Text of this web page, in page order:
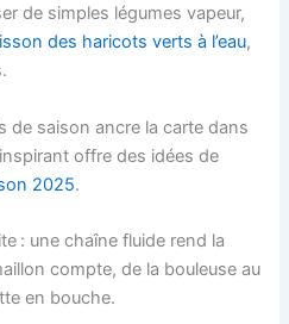
de simples légumes vapeur,
des haricots verts à l’eau,
de saison ancre la carte dans
offre des idées de
2025.
: une chaîne fluide rend la
compte, de la bouleuse au
en bouche.